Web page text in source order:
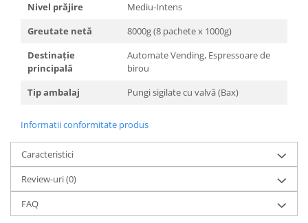
Nivel prăjire
Mediu-Intens
Greutate netă
8000g (8 pachete x 1000g)
Destinație
principală
Automate Vending, Espressoare de
birou
Tip ambalaj
Pungi sigilate cu valvă (Bax)
Informatii conformitate produs
Caracteristici
Review-uri(0)
FAQ